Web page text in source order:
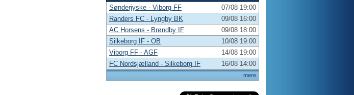
mere
Sønderjyske - Viborg FF
07/08 19:00
Randers FC - Lyngby BK
09/08 16:00
AC Horsens - Brøndby IF
09/08 18:00
Silkeborg IF - OB
10/08 19:00
Viborg FF - AGF
14/08 19:00
FC Nordsjælland - Silkeborg IF
16/08 14:00